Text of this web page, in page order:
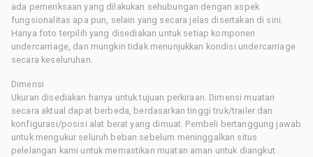
ada pemeriksaan yang dilakukan sehubungan dengan aspek
fungsionalitas apa pun, selain yang secara jelas disertakan di sini.
Hanya foto terpilih yang disediakan untuk setiap komponen
undercarriage, dan mungkin tidak menunjukkan kondisi undercarriage
secara keseluruhan.
Dimensi
Ukuran disediakan hanya untuk tujuan perkiraan. Dimensi muatan
secara aktual dapat berbeda, berdasarkan tinggi truk/trailer dan
konfigurasi/posisi alat berat yang dimuat. Pembeli bertanggung jawab
untuk mengukur seluruh beban sebelum meninggalkan situs
pelelangan kami untuk memastikan muatan aman untuk diangkut.